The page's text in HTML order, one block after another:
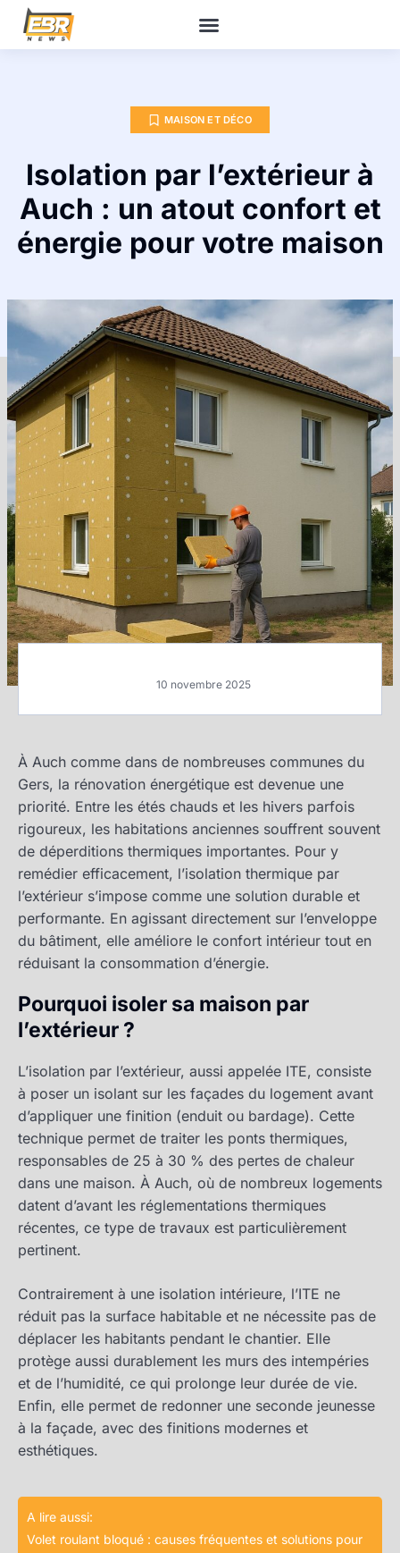
MAISON ET DÉCO
Isolation par l’extérieur à
Auch : un atout confort et
énergie pour votre maison
10 novembre 2025
À Auch comme dans de nombreuses communes du
Gers, la rénovation énergétique est devenue une
priorité. Entre les étés chauds et les hivers parfois
rigoureux, les habitations anciennes souffrent souvent
de déperditions thermiques importantes. Pour y
remédier efficacement, l’isolation thermique par
l’extérieur s’impose comme une solution durable et
performante. En agissant directement sur l’enveloppe
du bâtiment, elle améliore le confort intérieur tout en
réduisant la consommation d’énergie.
Pourquoi isoler sa maison par
l’extérieur ?
L’isolation par l’extérieur, aussi appelée ITE, consiste
à poser un isolant sur les façades du logement avant
d’appliquer une finition (enduit ou bardage). Cette
technique permet de traiter les ponts thermiques,
responsables de 25 à 30 % des pertes de chaleur
dans une maison. À Auch, où de nombreux logements
datent d’avant les réglementations thermiques
récentes, ce type de travaux est particulièrement
pertinent.
Contrairement à une isolation intérieure, l’ITE ne
réduit pas la surface habitable et ne nécessite pas de
déplacer les habitants pendant le chantier. Elle
protège aussi durablement les murs des intempéries
et de l’humidité, ce qui prolonge leur durée de vie.
Enfin, elle permet de redonner une seconde jeunesse
à la façade, avec des finitions modernes et
esthétiques.
A lire aussi:
Volet roulant bloqué : causes fréquentes et solutions pour